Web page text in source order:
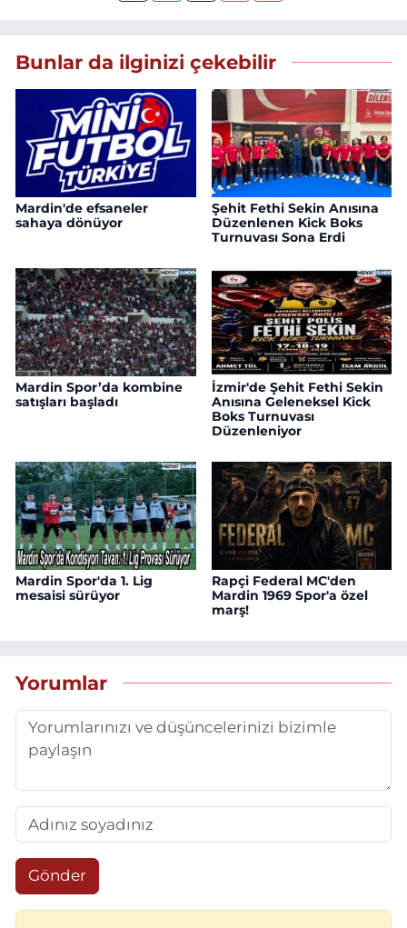
Bunlar da ilginizi çekebilir
Mardin'de efsaneler
sahaya dönüyor
Şehit Fethi Sekin Anısına
Düzenlenen Kick Boks
Turnuvası Sona Erdi
Mardin Spor’da kombine
satışları başladı
İzmir'de Şehit Fethi Sekin
Anısına Geleneksel Kick
Boks Turnuvası
Düzenleniyor
Mardin Spor'da 1. Lig
mesaisi sürüyor
Rapçi Federal MC'den
Mardin 1969 Spor'a özel
marş!
Yorumlar
Gönder